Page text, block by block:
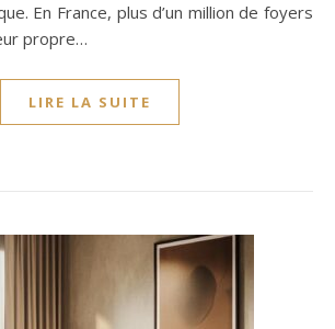
En France, plus d’un million de foyers
propre…
LIRE LA SUITE